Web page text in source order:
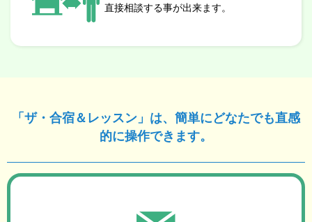
直接相談する事が出来ます。
「ザ・合宿＆レッスン」は、簡単にどなたでも直感
的に操作できます。